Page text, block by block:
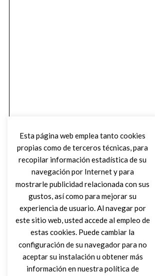
Esta página web emplea tanto cookies
propias como de terceros técnicas, para
recopilar información estadística de su
navegación por Internet y para
mostrarle publicidad relacionada con sus
gustos, así como para mejorar su
experiencia de usuario. Al navegar por
este sitio web, usted accede al empleo de
estas cookies. Puede cambiar la
configuración de su navegador para no
aceptar su instalación u obtener más
información en nuestra política de